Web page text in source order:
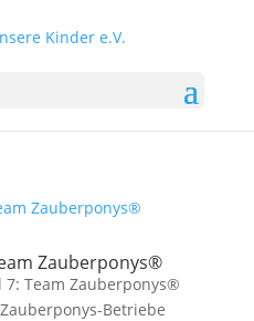
Zauberponys®
7: Team Zauberponys®
Betriebe